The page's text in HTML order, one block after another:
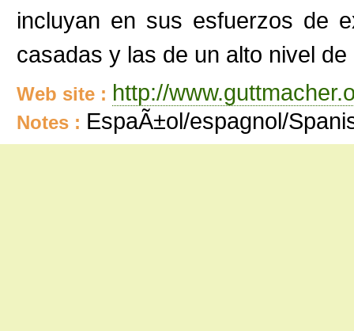
incluyan en sus esfuerzos de
casadas y las de un alto nivel de
Web site : http://
Notes : EspaÃ±ol/espagnol/